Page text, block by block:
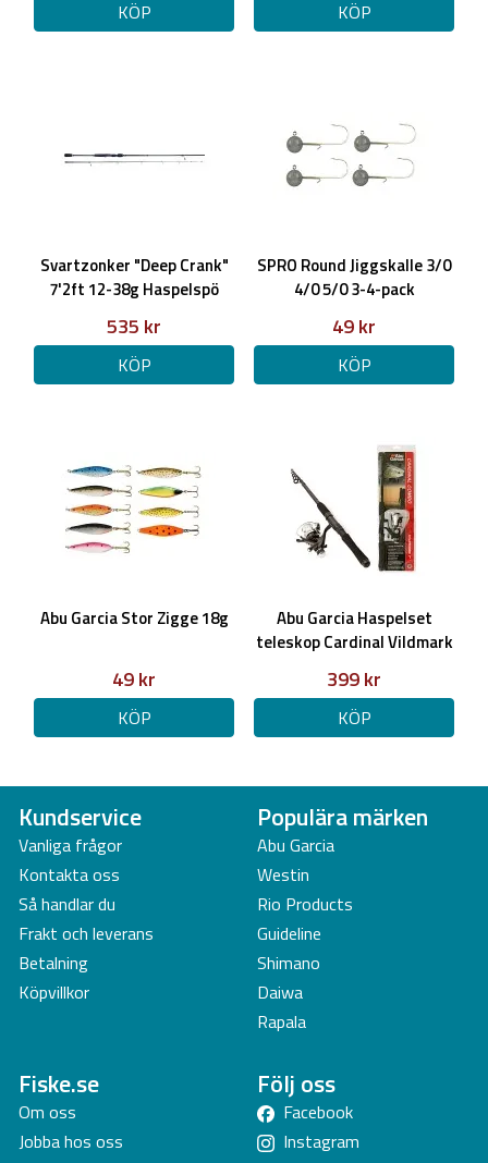
KÖP KÖP
Svartzonker "Deep Crank"
7'2ft 12-38g Haspelspö
535 kr
KÖP
SPRO Round Jiggskalle 3/0
4/0 5/0 3-4-pack
49 kr
KÖP
Abu Garcia Stor Zigge 18g
49 kr
KÖP
Abu Garcia Haspelset
teleskop Cardinal Vildmark
399 kr
KÖP
Kundservice
Vanliga frågor
Kontakta oss
Så handlar du
Frakt och leverans
Betalning
Köpvillkor
Populära märken
Abu Garcia
Westin
Rio Products
Guideline
Shimano
Daiwa
Rapala
Fiske.se
Om oss
Jobba hos oss
Följ oss
Facebook
Instagram